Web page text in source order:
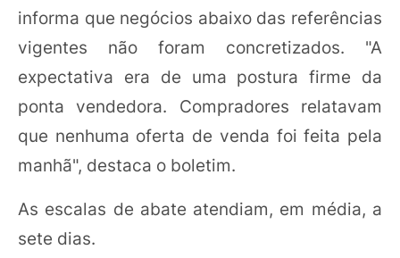
informa que negócios abaixo das referências
vigentes não foram concretizados. "A
expectativa era de uma postura firme da
ponta vendedora. Compradores relatavam
que nenhuma oferta de venda foi feita pela
manhã", destaca o boletim.
As escalas de abate atendiam, em média, a
sete dias.